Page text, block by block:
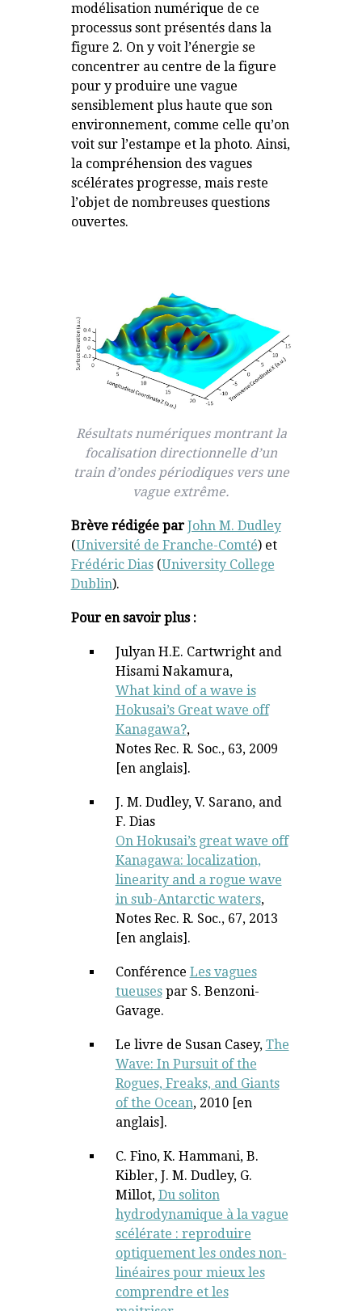
modélisation numérique de ce
processus sont présentés dans la
figure 2. On y voit l’énergie se
concentrer au centre de la figure
pour y produire une vague
sensiblement plus haute que son
environnement, comme celle qu’on
voit sur l’estampe et la photo. Ainsi,
la compréhension des vagues
scélérates progresse, mais reste
l’objet de nombreuses questions
ouvertes.
Résultats numériques montrant la
focalisation directionnelle d’un
train d’ondes périodiques vers une
vague extrême.
Brève rédigée par John M. Dudley
(Université de Franche-Comté) et
Frédéric Dias(University College
Dublin).
Pour en savoir plus :
Julyan H.E. Cartwright and
Hisami Nakamura,
What kind of a wave is
Hokusai’s Great wave off
Kanagawa?,
Notes Rec. R. Soc., 63, 2009
[en anglais].
J. M. Dudley, V. Sarano, and
F. Dias
On Hokusai’s great wave off
Kanagawa: localization,
linearity and a rogue wave
in sub-Antarctic waters,
Notes Rec. R. Soc., 67, 2013
[en anglais].
Conférence Les vagues
tueusespar S. Benzoni-
Gavage.
Le livre de Susan Casey, The
Wave: In Pursuit of the
Rogues, Freaks, and Giants
of the Ocean, 2010 [en
anglais].
C. Fino, K. Hammani, B.
Kibler, J. M. Dudley, G.
Millot, Du soliton
hydrodynamique à la vague
scélérate : reproduire
optiquement les ondes non-
linéaires pour mieux les
comprendre et les